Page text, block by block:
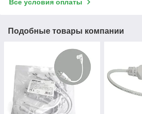
Все условия оплаты
Подобные товары компании